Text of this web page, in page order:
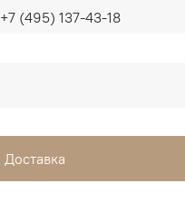
+7 (495) 137-43-18
Доставка